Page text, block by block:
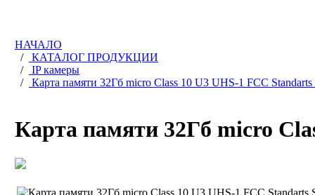
НАЧАЛО
/
КАТАЛОГ ПРОДУКЦИИ
/
IP камеры
/
Карта памяти 32Гб micro Class 10 U3 UHS-1 FCC
Карта памяти 32Гб micro